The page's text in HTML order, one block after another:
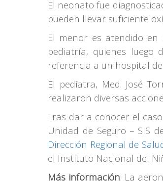
El neonato fue
pueden llevar suficiente
El menor es atendido en
pediatría, quienes luego
referencia a un hospital
El pediatra, Med. José
realizaron diversas
Tras dar a conocer el
Unidad de Seguro – SIS
Dirección Regional de
el Instituto Nacional del
Más información: La